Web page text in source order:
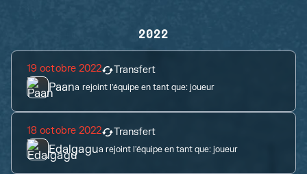
2022
19 octobre 2022 Transfert
Paana rejoint l'équipe en tant que:joueur
18 octobre 2022 Transfert
Edalgagua rejoint l'équipe en tant que: joueur